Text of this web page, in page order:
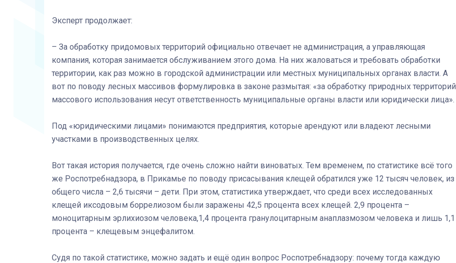
Эксперт продолжает:
– За обработку придомовых территорий официально отвечает не администрация, а управляющая
компания, которая занимается обслуживанием этого дома. На них жаловаться и требовать обработки
территории, как раз можно в городской администрации или местных муниципальных органах власти. А
вот по поводу лесных массивов формулировка в законе размытая: «за обработку природных территорий
массового использования несут ответственность муниципальные органы власти или юридически лица».
Под «юридическими лицами» понимаются предприятия, которые арендуют или владеют лесными
участками в производственных целях.
Вот такая история получается, где очень сложно найти виноватых. Тем временем, по статистике всё того
же Роспотребнадзора, в Прикамье по поводу присасывания клещей обратился уже 12 тысяч человек, из
общего числа – 2,6 тысячи – дети. При этом, статистика утверждает, что среди всех исследованных
клещей иксодовым боррелиозом были заражены 42,5 процента всех клещей. 2,9 процента –
моноцитарным эрлихиозом человека,1,4 процента гранулоцитарным анаплазмозом человека и лишь 1,1
процента – клещевым энцефалитом.
Судя по такой статистике, можно задать и ещё один вопрос Роспотребнадзору: почему тогда каждую